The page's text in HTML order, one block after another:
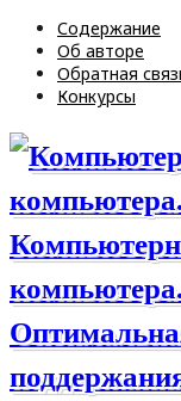
Содержание
Об авторе
Обратная
Конкурсы